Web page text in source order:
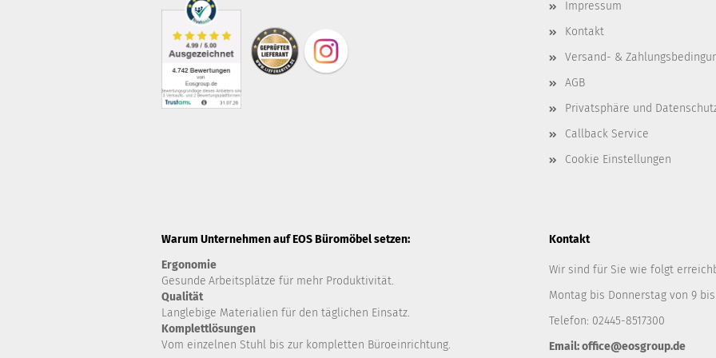
Impressum
Kontakt
Versand- &
AGB
Privatsphäre und
Callback Service
Cookie Einstellungen
Warum Unternehmen auf EOS Büromöbel setzen:
Ergonomie
Gesunde Arbeitsplätze für mehr Produktivität.
Qualität
Langlebige Materialien für den täglichen Einsatz.
Komplettlösungen
Vom einzelnen Stuhl bis zur kompletten Büroeinrichtung.
Kontakt
Wir sind für Sie wie folgt
Montag bis Donnerstag von 9 bis
Telefon: 02445-8517300
Email: office@eosgroup.de